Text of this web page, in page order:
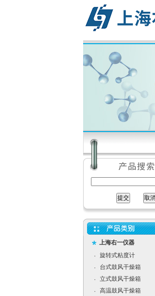
上海右一仪器
·
旋转式粘度计
·
台式鼓风干燥箱
·
立式鼓风干燥箱
·
高温鼓风干燥箱